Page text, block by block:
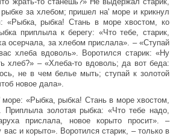
за хлебом; пришел на' море и крикнул
«Рыбка, рыбка! Стань в море хвостом, ко
приплыла к берегу: «Что тебе, старик,
осерчала, за хлебом прислала». – «Ступай
хлеба вдоволь». Воротился старик: «Ну
хлеб?» – «Хлеба-то вдоволь; да вот беда:
не в чем белье мыть; ступай к золотой
новое дала».
море: «Рыбка, рыбка! Стань в море хвостом,
Приплыла золотая рыбка: «Что тебе надо,
прислала, новое корыто просит». –
и корыто». Воротился старик, – только в